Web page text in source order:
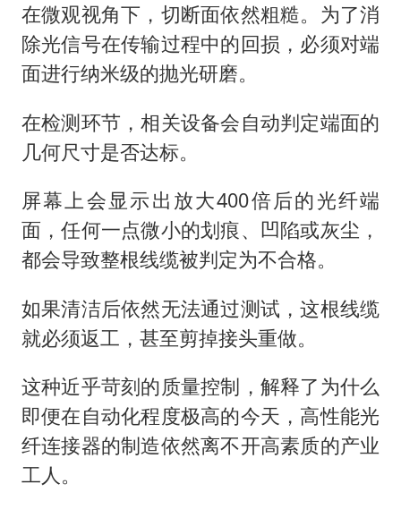
在微观视角下，切断面依然粗糙。为了消
除光信号在传输过程中的回损，必须对端
面进行纳米级的抛光研磨。
在检测环节，相关设备会自动判定端面的
几何尺寸是否达标。
屏幕上会显示出放大400倍后的光纤端
面，任何一点微小的划痕、凹陷或灰尘，
都会导致整根线缆被判定为不合格。
如果清洁后依然无法通过测试，这根线缆
就必须返工，甚至剪掉接头重做。
这种近乎苛刻的质量控制，解释了为什么
即便在自动化程度极高的今天，高性能光
纤连接器的制造依然离不开高素质的产业
工人。